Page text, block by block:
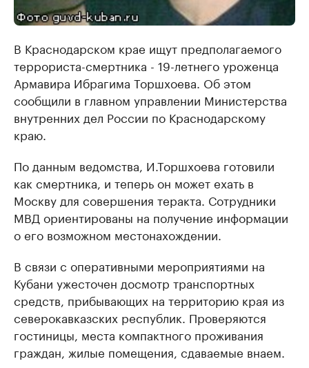
В Краснодарском крае ищут предполагаемого
террориста-смертника - 19-летнего уроженца
Армавира Ибрагима Торшхоева. Об этом
сообщили в главном управлении Министерства
внутренних дел России по Краснодарскому
краю.
По данным ведомства, И.Торшхоева готовили
как смертника, и теперь он может ехать в
Москву для совершения теракта. Сотрудники
МВД ориентированы на получение информации
о его возможном местонахождении.
В связи с оперативными мероприятиями на
Кубани ужесточен досмотр транспортных
средств, прибывающих на территорию края из
северокавказских республик. Проверяются
гостиницы, места компактного проживания
граждан, жилые помещения, сдаваемые внаем.